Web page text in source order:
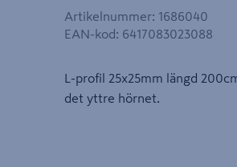
Artikelnummer: 1686040
EAN-kod: 6417083023088
L-profil 25x25mm längd
det yttre hörnet.